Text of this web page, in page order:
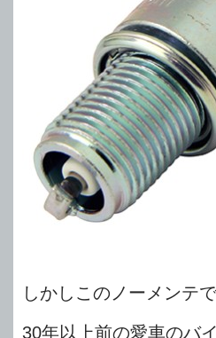
しかしこのノーメンテ
30年以上前の愛車のバ